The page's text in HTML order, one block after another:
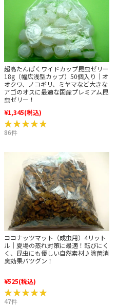
超高たんぱくワイドカップ昆虫ゼリー
18g（幅広浅型カップ）50個入り｜オ
オクワ、ノコギリ、ミヤマなど大きな
アゴのオスに最適な国産プレミアム昆
虫ゼリー！
¥1,345(税込)
★★★★★
★★★★★
86件
ココナッツマット（成虫用）4リット
ル｜夏場の蒸れ対策に最適！転びにく
く、昆虫にも優しい自然素材♪除菌消
臭効果バツグン！
¥525(税込)
★★★★★
★★★★★
47件